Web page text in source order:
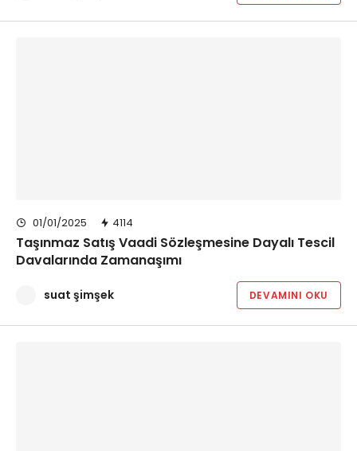
01/01/2025 4114
Taşınmaz Satış Vaadi Sözleşmesine Dayalı Tescil
Davalarında Zamanaşımı
suat şimşek DEVAMINI OKU